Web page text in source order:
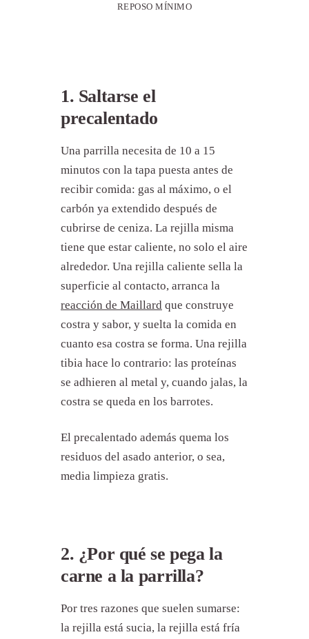
REPOSO MÍNIMO
1. Saltarse el
precalentado
Una parrilla necesita de 10 a 15
minutos con la tapa puesta antes de
recibir comida: gas al máximo, o el
carbón ya extendido después de
cubrirse de ceniza. La rejilla misma
tiene que estar caliente, no solo el aire
alrededor. Una rejilla caliente sella la
superficie al contacto, arranca la
reacción de Maillard que construye
costra y sabor, y suelta la comida en
cuanto esa costra se forma. Una rejilla
tibia hace lo contrario: las proteínas
se adhieren al metal y, cuando jalas, la
costra se queda en los barrotes.
El precalentado además quema los
residuos del asado anterior, o sea,
media limpieza gratis.
2. ¿Por qué se pega la
carne a la parrilla?
Por tres razones que suelen sumarse:
la rejilla está sucia, la rejilla está fría